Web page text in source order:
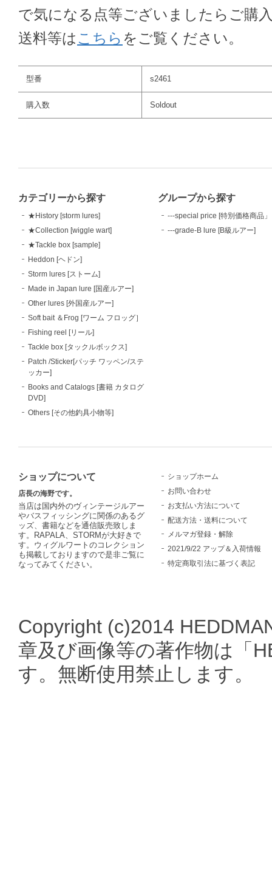
で気になる点等ございましたらご購
送料等は こちら をご覧ください。
型番 s2461
購入数 Soldout
カテゴリーから探す
★History [storm lures]
★Collection [wiggle wart]
★Tackle box [sample]
Heddon [ヘドン]
Storm lures [ストーム]
Made in Japan lure [国産ルアー]
Other lures [外国産ルアー]
Soft bait ＆Frog [ワーム フロッグ］
Fishing reel [リール]
Tackle box [タックルボックス]
Patch /Sticker[パッチ ワッペン/ステ
ッカー]
Books and Catalogs [書籍 カタログ
DVD]
Others [その他釣具小物等]
グループから探す
---special price [特別価格商品」
---grade-B lure [B級ルアー]
ショップについて
店長の海野です。
当店は国内外のヴィンテージルアー
やバスフィッシングに関係のあるグ
ッズ、書籍などを通信販売致しま
す。RAPALA、STORMが大好きで
す。ウィグルワートのコレクション
も掲載しておりますので是非ご覧に
なってみてください。
ショップホーム
お問い合わせ
お支払い方法について
配送方法・送料について
メルマガ登録・解除
2021/9/22 アップ＆入荷情報
特定商取引法に基づく表記
Copyright (c)2014
章及び画像等の著作物は「
す。無断使用禁止します。